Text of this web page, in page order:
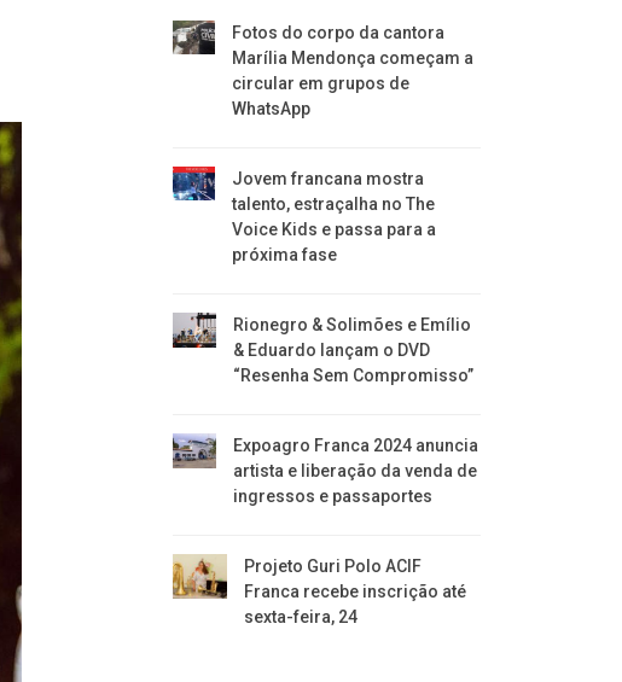
Fotos do corpo da cantora
Marília Mendonça começam a
circular em grupos de
WhatsApp
Jovem francana mostra
talento, estraçalha no The
Voice Kids e passa para a
próxima fase
Rionegro & Solimões e Emílio
& Eduardo lançam o DVD
“Resenha Sem Compromisso”
Expoagro Franca 2024 anuncia
artista e liberação da venda de
ingressos e passaportes
Projeto Guri Polo ACIF
Franca recebe inscrição até
sexta-feira, 24